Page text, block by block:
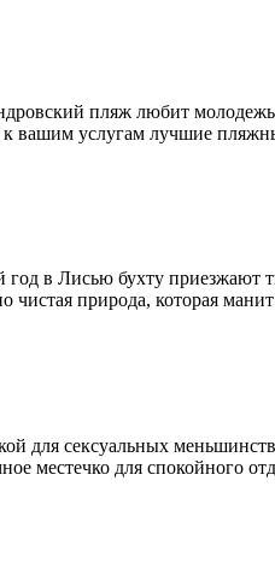
пляж любит
к вашим услугам лучшие
в Лисью бухту
природа, которая
для сексуальных
местечко для спокойного